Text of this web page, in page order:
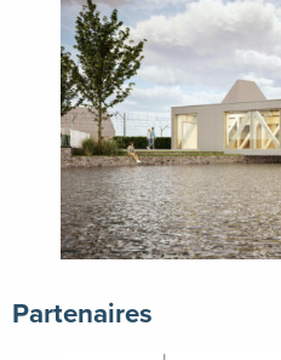
Partenaires